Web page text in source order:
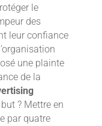
le
des
leur confiance
une plainte
de la
but ? Mettre en
par quatre